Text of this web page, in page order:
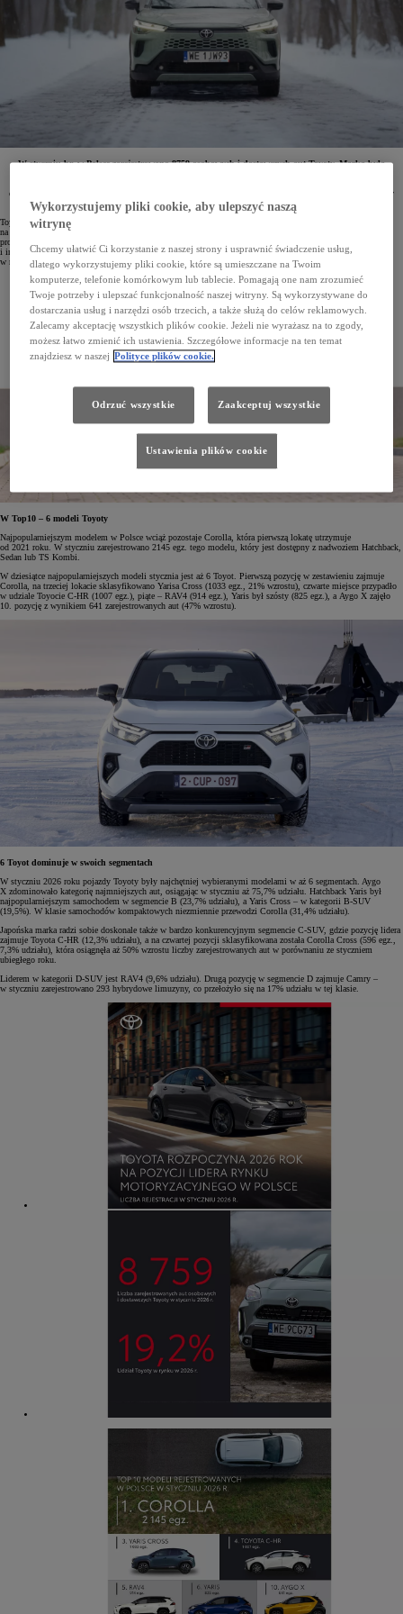
W styczniu br. w Polsce zarejestrowano 8759 osobowych i dostawczych aut Toyoty. Marka była
dominował również w swoim segmencie, podobnie jak Aygo X, Yaris, Yaris Cross, Toyota C-HR czy
RAV4.
Toyota po raz kolejny potwierdziła swoją dominującą pozycję na polskim rynku. W styczniu 2026 roku
na drogi wyjechało 8759 samochodów marki. Osiągnięto wyższą sprzedaż niż w przypadku dwóch kolejnych
producentów w zestawieniu razem wziętych. Auta Toyoty chętnie wybierali zarówno klientci flotowi, jak
i indywidualni. Firmy zarejestrowały łącznie 5607 samochodów, a osoby prywatne – 3152. Udział Toyoty
w rynku wyniósł 19,2%.
W Top10 – 6 modeli Toyoty
Najpopularniejszym modelem w Polsce wciąż pozostaje Corolla, która pierwszą lokatę utrzymuje
od 2021 roku. W styczniu zarejestrowano 2145 egz. tego modelu, który jest dostępny z nadwoziem Hatchback,
Sedan lub TS Kombi.
W dziesiątce najpopularniejszych modeli stycznia jest aż 6 Toyot. Pierwszą pozycję w zestawieniu zajmuje
Corolla, na trzeciej lokacie sklasyfikowano Yarisa Cross (1033 egz., 21% wzrostu), czwarte miejsce przypadło
w udziale Toyocie C-HR (1007 egz.), piąte – RAV4 (914 egz.), Yaris był szósty (825 egz.), a Aygo X zajęło
10. pozycję z wynikiem 641 zarejestrowanych aut (47% wzrostu).
6 Toyot dominuje w swoich segmentach
W styczniu 2026 roku pojazdy Toyoty były najchętniej wybieranymi modelami w aż 6 segmentach. Aygo
X zdominowało kategorię najmniejszych aut, osiągając w styczniu aż 75,7% udziału. Hatchback Yaris był
najpopularniejszym samochodem w segmencie B (23,7% udziału), a Yaris Cross – w kategorii B-SUV
(19,5%). W klasie samochodów kompaktowych niezmiennie przewodzi Corolla (31,4% udziału).
Japońska marka radzi sobie doskonale także w bardzo konkurencyjnym segmencie C-SUV, gdzie pozycję lidera
zajmuje Toyota C-HR (12,3% udziału), a na czwartej pozycji sklasyfikowana została Corolla Cross (596 egz.,
7,3% udziału), która osiągnęła aż 50% wzrostu liczby zarejestrowanych aut w porównaniu ze styczniem
ubiegłego roku.
Liderem w kategorii D-SUV jest RAV4 (9,6% udziału). Drugą pozycję w segmencie D zajmuje Camry –
w styczniu zarejestrowano 293 hybrydowe limuzyny, co przełożyło się na 17% udziału w tej klasie.
Wykorzystujemy pliki cookie, aby ulepszyć naszą
witrynę
Chcemy ułatwić Ci korzystanie z naszej strony i usprawnić świadczenie usług,
dlatego wykorzystujemy pliki cookie, które są umieszczane na Twoim
komputerze, telefonie komórkowym lub tablecie. Pomagają one nam zrozumieć
Twoje potrzeby i ulepszać funkcjonalność naszej witryny. Są wykorzystywane do
dostarczania usług i narzędzi osób trzecich, a także służą do celów reklamowych.
Zalecamy akceptację wszystkich plików cookie. Jeżeli nie wyrażasz na to zgody,
możesz łatwo zmienić ich ustawienia. Szczegółowe informacje na ten temat
znajdziesz w naszej Polityce plików cookie.
Odrzuć wszystkie Zaakceptuj wszystkie
Ustawienia plików cookie